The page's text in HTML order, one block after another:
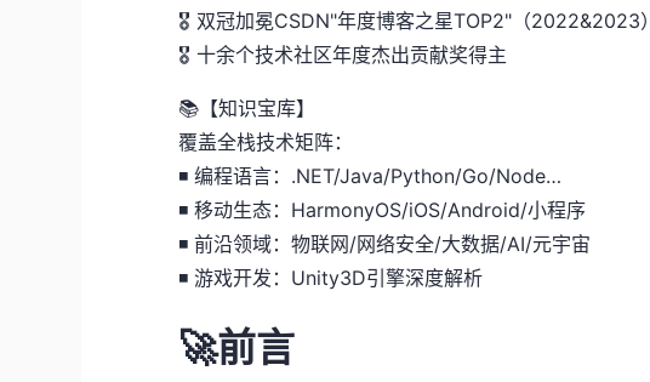
🎖 双冠加冕CSDN"年度博客之星TOP2"（2022&2023）
🎖 十余个技术社区年度杰出贡献奖得主
📚【知识宝库】
覆盖全栈技术矩阵：
◾ 编程语言：.NET/Java/Python/Go/Node…
◾ 移动生态：HarmonyOS/iOS/Android/小程序
◾ 前沿领域：物联网/网络安全/大数据/AI/元宇宙
◾ 游戏开发：Unity3D引擎深度解析
🚀前言